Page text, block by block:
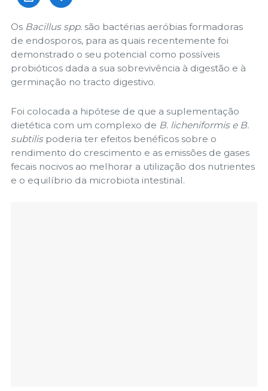
Os Bacillus spp. são bactérias aeróbias formadoras
de endosporos, para as quais recentemente foi
demonstrado o seu potencial como possíveis
probióticos dada a sua sobrevivência à digestão e à
germinação no tracto digestivo.
Foi colocada a hipótese de que a suplementação
dietética com um complexo de B. licheniformis e B.
subtilispoderia ter efeitos benéficos sobre o
rendimento do crescimento e as emissões de gases
fecais nocivos ao melhorar a utilização dos nutrientes
e o equilíbrio da microbiota intestinal.